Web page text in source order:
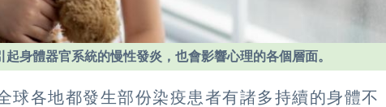
身體器官系統的慢性發炎，也會影響心理的各個層面。
球各地都發生部份染疫患者有諸多持續的身體不